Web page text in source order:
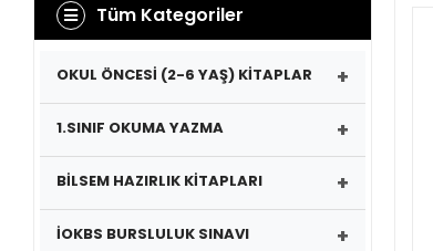
Tüm Kategoriler
OKUL ÖNCESİ (2-6 YAŞ) KİTAPLAR +
1.SINIF OKUMA YAZMA +
BİLSEM HAZIRLIK KİTAPLARI +
İOKBS BURSLULUK SINAVI +